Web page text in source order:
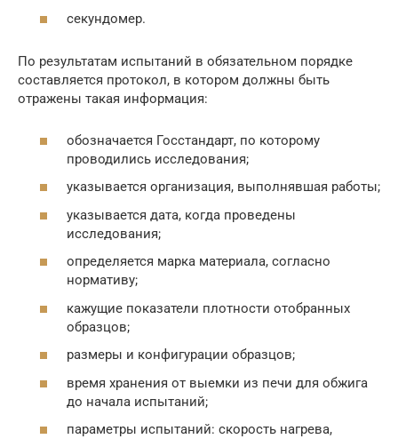
секундомер.
По результатам испытаний в обязательном порядке
составляется протокол, в котором должны быть
отражены такая информация:
обозначается Госстандарт, по которому
проводились исследования;
указывается организация, выполнявшая работы;
указывается дата, когда проведены
исследования;
определяется марка материала, согласно
нормативу;
кажущие показатели плотности отобранных
образцов;
размеры и конфигурации образцов;
время хранения от выемки из печи для обжига
до начала испытаний;
параметры испытаний: скорость нагрева,